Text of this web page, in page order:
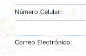
Número Celular:
Correo Electrónico: